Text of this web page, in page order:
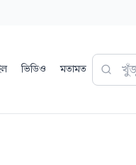
ভিডিও মতামত